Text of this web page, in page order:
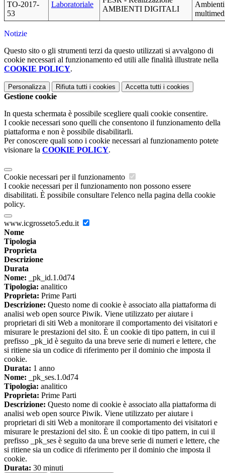
TO-2017-
53
Laboratoriale
AMBIENTI DIGITALI
Ambienti
Notizie
Questo sito o gli strumenti terzi da questo utilizzati si avvalgono di
cookie necessari al funzionamento ed utili alle finalità illustrate nella
COOKIE POLICY.
Personalizza Rifiuta tutti i cookies Accetta tutti i cookies
Gestione cookie
In questa schermata è possibile scegliere quali cookie consentire.
I cookie necessari sono quelli che consentono il funzionamento della
piattaforma e non è possibile disabilitarli.
Per conoscere quali sono i cookie necessari al funzionamento potete
visionare la COOKIE POLICY.
Cookie necessari per il funzionamento
I cookie necessari per il funzionamento non possono essere
disabilitati. È possibile consultare l'elenco nella pagina della cookie
policy.
www.icgrosseto5.edu.it
Nome
Tipologia
Proprieta
Descrizione
Durata
Nome: _pk_id.1.0d74
Tipologia: analitico
Proprieta: Prime Parti
Descrizione: Questo nome di cookie è associato alla piattaforma di
analisi web open source Piwik. Viene utilizzato per aiutare i
proprietari di siti Web a monitorare il comportamento dei visitatori e
misurare le prestazioni del sito. È un cookie di tipo pattern, in cui il
prefisso _pk_id è seguito da una breve serie di numeri e lettere, che
si ritiene sia un codice di riferimento per il dominio che imposta il
cookie.
Durata: 1 anno
Nome: _pk_ses.1.0d74
Tipologia: analitico
Proprieta: Prime Parti
Descrizione: Questo nome di cookie è associato alla piattaforma di
analisi web open source Piwik. Viene utilizzato per aiutare i
proprietari di siti Web a monitorare il comportamento dei visitatori e
misurare le prestazioni del sito. È un cookie di tipo pattern, in cui il
prefisso _pk_ses è seguito da una breve serie di numeri e lettere, che
si ritiene sia un codice di riferimento per il dominio che imposta il
cookie.
Durata: 30 minuti